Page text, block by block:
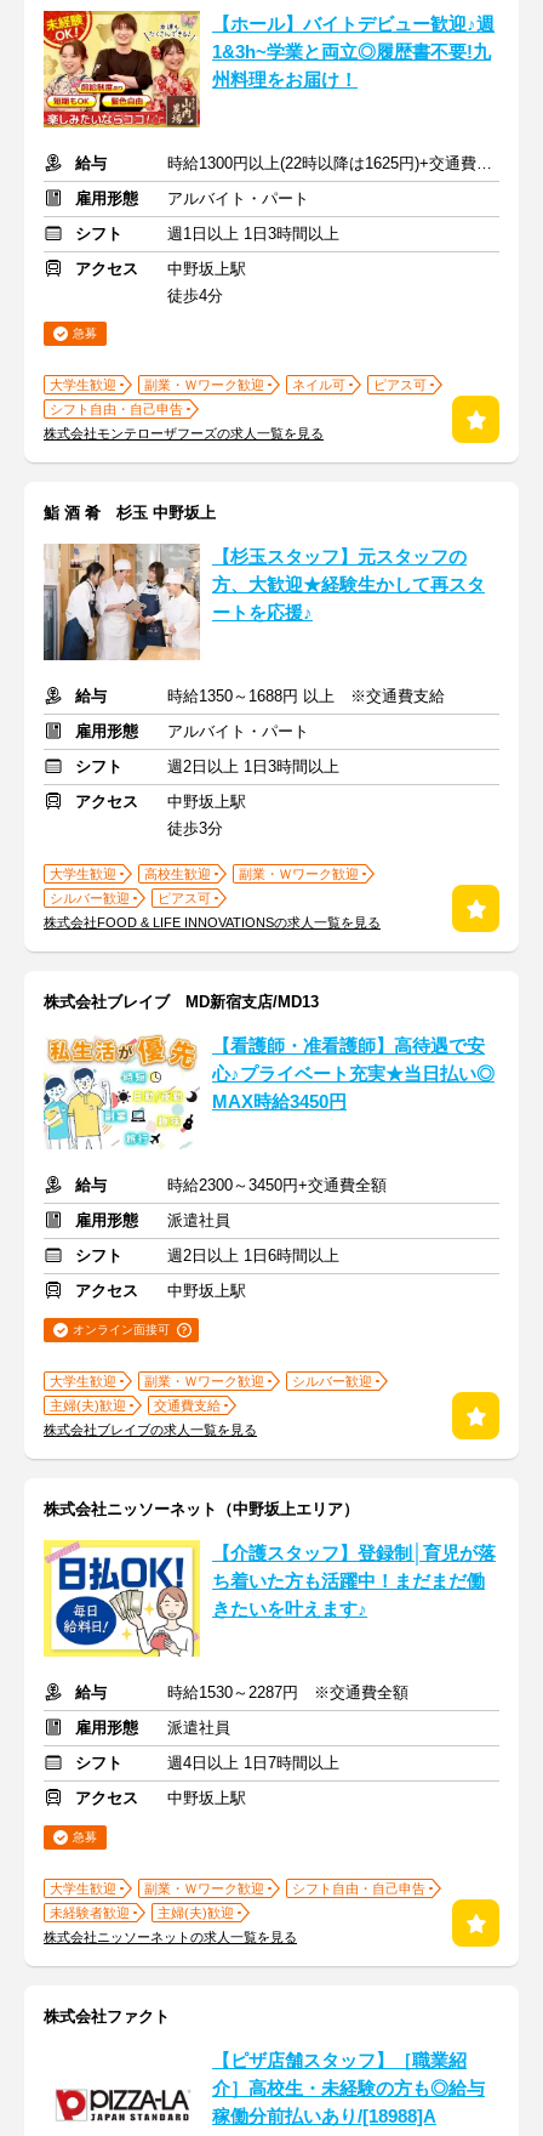
【ホール】バイトデビュー歓迎♪週
1&3h~学業と両立◎履歴書不要!九
州料理をお届け！
給与
時給1300円以上(22時以降は1625円)+交通費規定内支給
雇用形態
アルバイト・パート
シフト
週1日以上 1日3時間以上
アクセス
中野坂上駅
徒歩4分
急募
大学生歓迎 副業・Ｗワーク歓迎 ネイル可
ピアス可
シフト自由・自己申告
株式会社モンテローザフーズの求人一覧を見る
鮨 酒 肴 杉玉 中野坂上
【杉玉スタッフ】元スタッフの
方、大歓迎★経験生かして再スタ
ートを応援♪
給与
時給1350～1688円 以上 ※交通費支給
雇用形態
アルバイト・パート
シフト
週2日以上 1日3時間以上
アクセス
中野坂上駅
徒歩3分
大学生歓迎 高校生歓迎
副業・Ｗワーク歓迎
シルバー歓迎
ピアス可
株式会社FOOD & LIFE INNOVATIONSの求人一覧を見る
株式会社ブレイブ MD新宿支店/MD13
【看護師・准看護師】高待遇で安
心♪プライベート充実★当日払い◎
MAX時給3450円
給与
時給2300～3450円+交通費全額
雇用形態
派遣社員
シフト
週2日以上 1日6時間以上
アクセス
中野坂上駅
オンライン面接可
大学生歓迎 副業・Ｗワーク歓迎
シルバー歓迎
主婦(夫)歓迎
交通費支給
株式会社ブレイブの求人一覧を見る
株式会社ニッソーネット（中野坂上エリア）
【介護スタッフ】登録制│育児が落
ち着いた方も活躍中！まだまだ働
きたいを叶えます♪
給与
時給1530～2287円 ※交通費全額
雇用形態
派遣社員
シフト
週4日以上 1日7時間以上
アクセス
中野坂上駅
急募
大学生歓迎 副業・Ｗワーク歓迎
シフト自由・自己申告
未経験者歓迎
主婦(夫)歓迎
株式会社ニッソーネットの求人一覧を見る
株式会社ファクト
【ピザ店舗スタッフ】［職業紹
介］高校生・未経験の方も◎給与
稼働分前払いあり/[18988]A